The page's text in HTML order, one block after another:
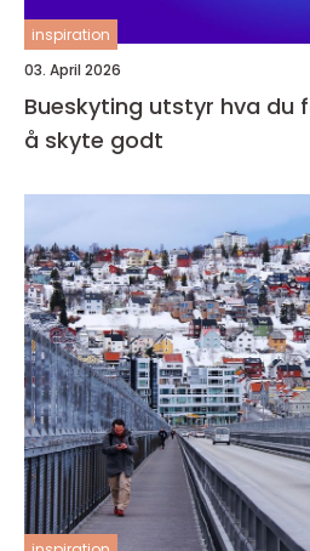
inspiration
03. April 2026
Bueskyting utstyr hva du faktisk trenger for
å skyte godt